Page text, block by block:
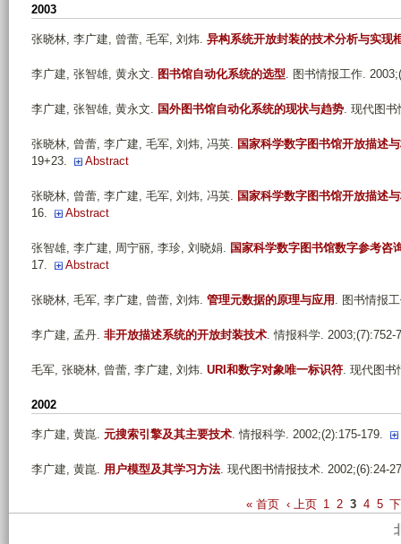
2003
张晓林, 李广建, 曾蕾, 毛军, 刘炜. 异构系统开放封装的技术分析与实现
李广建, 张智雄, 黄永文. 图书馆自动化系统的选型. 图书情报工作.
李广建, 张智雄, 黄永文. 国外图书馆自动化系统的现状与趋势. 现代图书
张晓林, 曾蕾, 李广建, 毛军, 刘炜, 冯英. 国家科学数字图书馆开放描述
19+23.
Abstract
张晓林, 曾蕾, 李广建, 毛军, 刘炜, 冯英. 国家科学数字图书馆开放描述
16.
Abstract
张智雄, 李广建, 周宁丽, 李珍, 刘晓娟. 国家科学数字图书馆数字参考咨
17.
Abstract
张晓林, 毛军, 李广建, 曾蕾, 刘炜. 管理元数据的原理与应用 . 图书情报
李广建, 孟丹. 非开放描述系统的开放封装技术. 情报科学. 2003;(7):752-
毛军, 张晓林, 曾蕾, 李广建, 刘炜. URI和数字对象唯一标识符. 现代图书
2002
李广建, 黄崑. 元搜索引擎及其主要技术. 情报科学. 2002;(2):175-179.
李广建, 黄崑. 用户模型及其学习方法. 现代图书情报技术. 2002;(6):24-
« 首页 ‹ 上页 1 2 3 4 5